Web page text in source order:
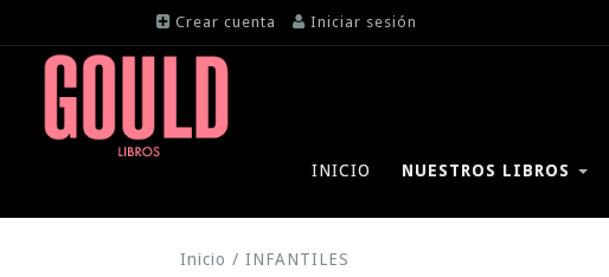
Crear cuenta Iniciar sesión
INICIO NUESTROS LIBROS
Inicio / INFANTILES